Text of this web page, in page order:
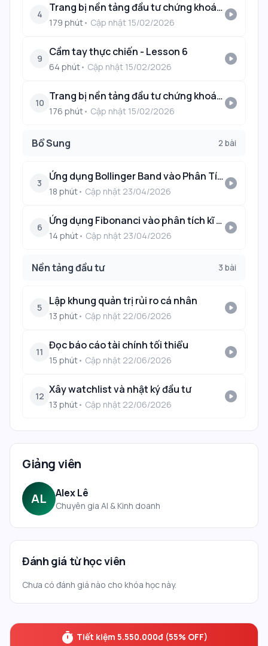
4
Trang bị nền tảng đầu tư chứng khoán - Lesson 5
179 phút• Cập nhật 15/02/2026
play_circle
9
Cầm tay thực chiến - Lesson 6
64 phút• Cập nhật 15/02/2026
play_circle
10
Trang bị nền tảng đầu tư chứng khoán - Lesson 7
176 phút• Cập nhật 15/02/2026
play_circle
Bổ Sung 2 bài
3
Ứng dụng Bollinger Band vào Phân Tích Kĩ Thuật
18 phút• Cập nhật 23/04/2026
play_circle
6
Ứng dụng Fibonanci vào phân tích kĩ thuật
14 phút• Cập nhật 23/04/2026
play_circle
Nền tảng đầu tư 3 bài
5
Lập khung quản trị rủi ro cá nhân
13 phút• Cập nhật 22/06/2026
play_circle
11
Đọc báo cáo tài chính tối thiểu
15 phút• Cập nhật 22/06/2026
play_circle
12
Xây watchlist và nhật ký đầu tư
13 phút• Cập nhật 22/06/2026
play_circle
Giảng viên
AL Alex Lê
Chuyên gia AI & Kinh doanh
Đánh giá từ học viên
Chưa có đánh giá nào cho khóa học này.
timer Tiết kiệm 5.550.000đ (55% OFF)